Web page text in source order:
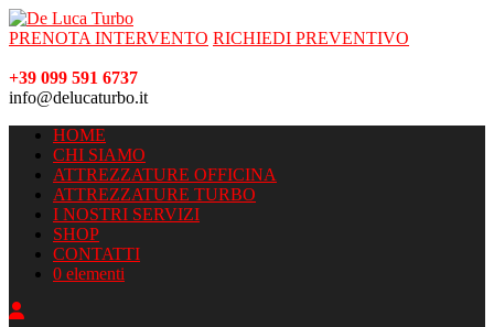
PRENOTA INTERVENTO RICHIEDI PREVENTIVO
+39 099 591 6737
info@delucaturbo.it
HOME
CHI SIAMO
ATTREZZATURE OFFICINA
ATTREZZATURE TURBO
I NOSTRI SERVIZI
SHOP
CONTATTI
0 elementi